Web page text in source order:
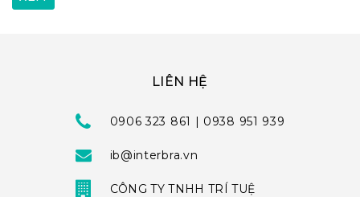
LIÊN HỆ
0906 323 861 | 0938 951 939
ib@interbra.vn
CÔNG TY TNHH TRÍ TUỆ